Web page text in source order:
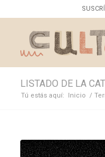
LISTADO DE LA
Tú estás aquí: Inicio /